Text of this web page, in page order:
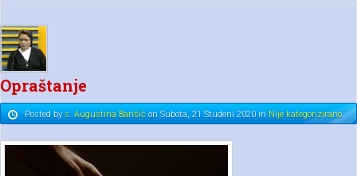
Opraštanje
Posted bys. Augustina Barišić onSubota, 21 Studeni 2020 in Nije kategorizirano